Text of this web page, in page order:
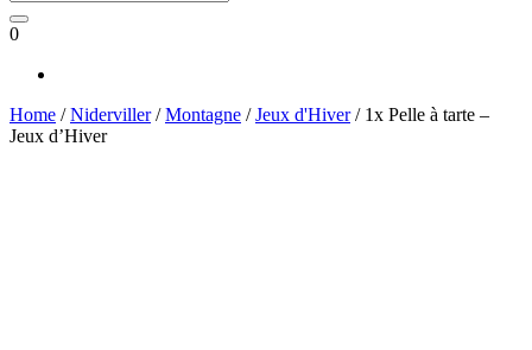
0
Home /Niderviller/Montagne /Jeux d'Hiver/ 1x Pelle à tarte –
Jeux d’Hiver